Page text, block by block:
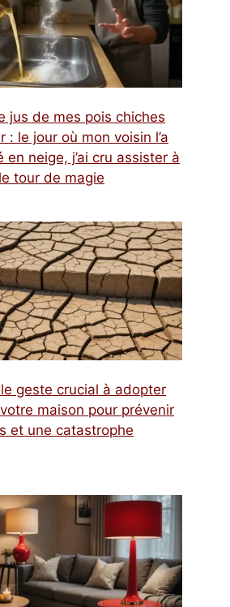
jus de mes pois chiches
: le jour où mon voisin l’a
en neige, j’ai cru assister à
tour de magie
geste crucial à adopter
maison pour prévenir
et une catastrophe